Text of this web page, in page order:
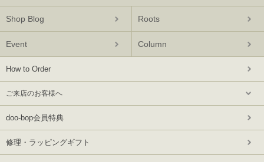
Shop Blog Roots
Event Column
How to Order
ご来店のお客様へ
doo-bop会員特典
修理・ラッピングギフト